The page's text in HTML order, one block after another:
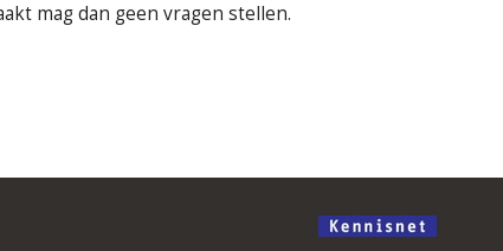
mag dan geen vragen stellen.